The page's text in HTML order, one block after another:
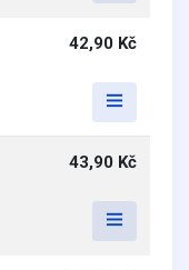
42,90 Kč
43,90 Kč